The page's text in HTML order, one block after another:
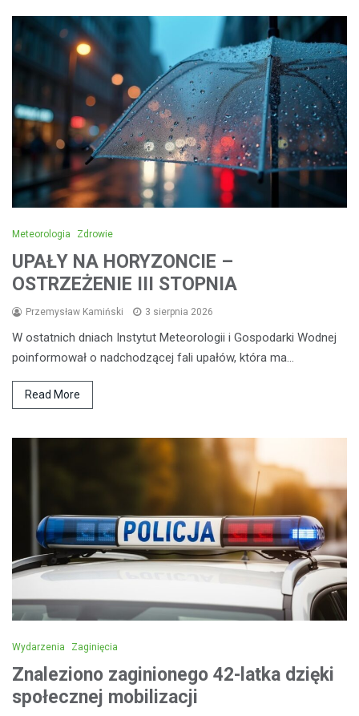
Meteorologia Zdrowie
UPAŁY NA HORYZONCIE –
OSTRZEŻENIE III STOPNIA
Przemysław Kamiński 3 sierpnia 2026
W ostatnich dniach Instytut Meteorologii i Gospodarki Wodnej
poinformował o nadchodzącej fali upałów, która ma…
Read More
Wydarzenia Zaginięcia
Znaleziono zaginionego 42-latka dzięki
społecznej mobilizacji